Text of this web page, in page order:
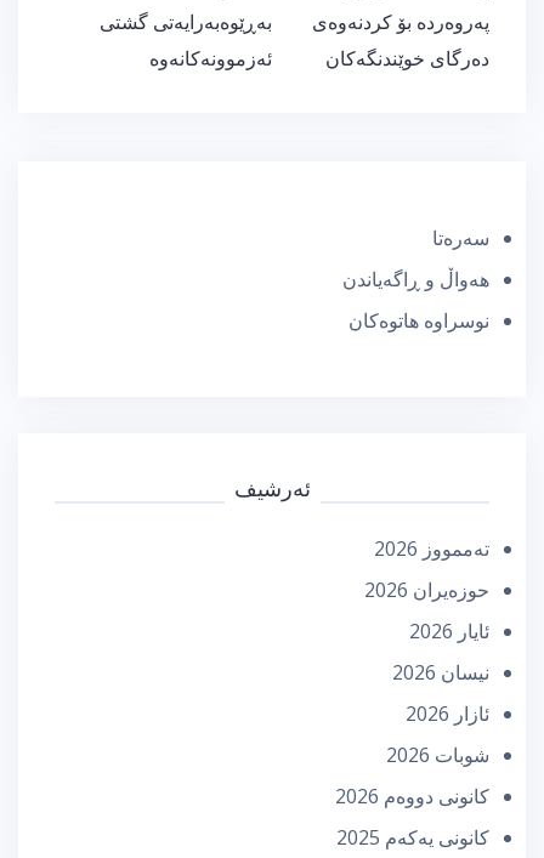
بەڕێوەبەرایەتی گشتی
ئەزموونەکانەوە
پەروەردە بۆ کردنەوەی
دەرگای خوێندنگەکان
سەرەتا
هەواڵ و ڕاگەیاندن
نوسراوە هاتوەکان
ئەرشیف
تەممووز 2026
حوزه‌یران 2026
ئایار 2026
نیسان 2026
ئازار 2026
شوبات 2026
كانونی دووه‌م 2026
كانونی یه‌كه‌م 2025